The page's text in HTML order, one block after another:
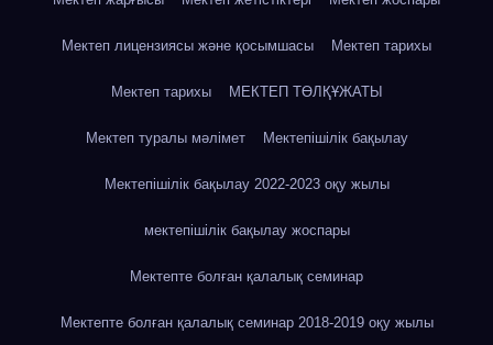
Мектеп лицензиясы және қосымшасы Мектеп тарихы
Мектеп тарихы МЕКТЕП ТӨЛҚҰЖАТЫ
Мектеп туралы мәлімет Мектепішілік бақылау
Мектепішілік бақылау 2022-2023 оқу жылы
мектепішілік бақылау жоспары
Мектепте болған қалалық семинар
Мектепте болған қалалық семинар 2018-2019 оқу жылы